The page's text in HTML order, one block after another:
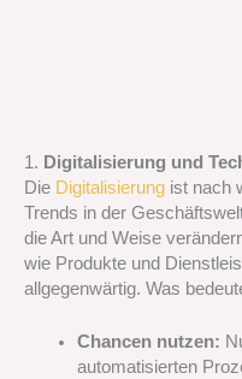
1. Digitalisierung und
Die Digitalisierung ist nach
Trends in der
die Art und Weise
wie Produkte und
allgegenwärtig. Was
Chancen nutzen:
automatisierten